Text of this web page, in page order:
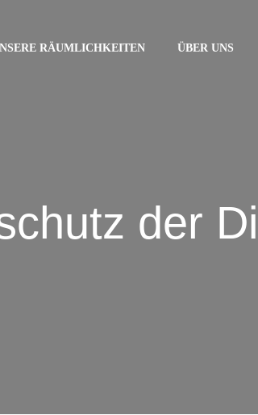
RÄUMLICHKEITEN ÜBER UNS
der